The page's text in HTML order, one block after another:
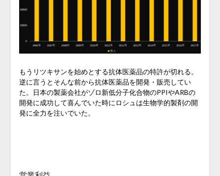
もうリツキサンを始めとする抗体医薬品の特許が切れる。
逆に言うとそんな前から抗体医薬品を開発・販売してい
た。日本の製薬会社がゾロ新低分子化合物のPPIやARBの
開発に成功して喜んでいた時にロシュは生物学的製剤の開
発に全力を注いでいた。